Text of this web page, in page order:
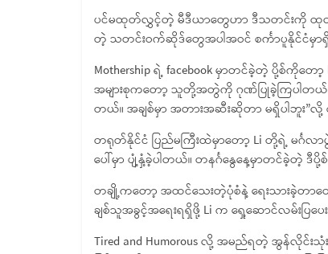
ပင်မထုတ်လွှင့်တဲ့ မီဒီယာတွေဟာ ဒီသတင်းကို ထုတ်လွှင့်ခြ
တဲ့ သတင်းဝက်ဆိုဒ်တွေအပါအဝင် စင်္ကာပူနိုင်ငံမှ
Mothership ရဲ့ facebook မှာတင်ခဲ့တဲ့ ပို့စ်ကိုတော့
အများစုကတော့ သူတို့အတွဲကို ဂုဏ်ပြုခဲ့ကြပါတ
တယ်။ အချစ်မှာ အတားအဆီးဆိုတာ မရှိပါဘူး”လို့
တရုတ်နိုင်ငံ ပြည်မကြီးထဲမှာတော့ Li တို့ရဲ့ မင်္ဂလာ
ပေါ်မှာ ပျံ့နှံ့ခဲ့ပါတယ်။ တနင်္ဂနွေနေ့မှာတင်ခဲ့တဲ့ ဒီပို့
တချို့ကတော့ အထင်သေးတဲ့ပုံစံနဲ့ ရေးသားခဲ့တာတွ
ချစ်သူအခွင့်အရေးရရှိဖို့ Li က ရှေ့ဆောင်လမ်းပြပ
Tired and Humorous လို့ အမည်ရတဲ့ အွန်လိုင်